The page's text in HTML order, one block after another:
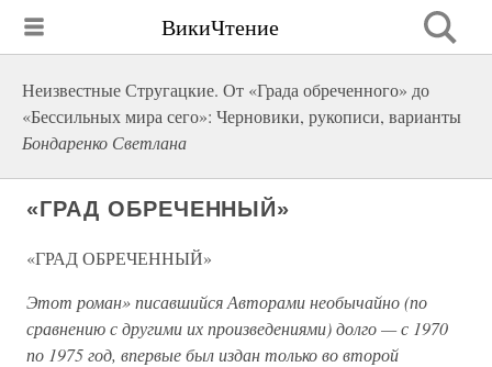
ВикиЧтение
Неизвестные Стругацкие. От «Града обреченного» до
«Бессильных мира сего»: Черновики, рукописи, варианты
Бондаренко Светлана
«ГРАД ОБРЕЧЕННЫЙ»
«ГРАД ОБРЕЧЕННЫЙ»
Этот роман» писавшийся Авторами необычайно (по
сравнению с другими их произведениями) долго — с 1970
по 1975 год, впервые был издан только во второй